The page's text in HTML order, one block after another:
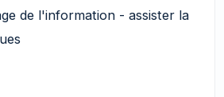
de l'information - assister la